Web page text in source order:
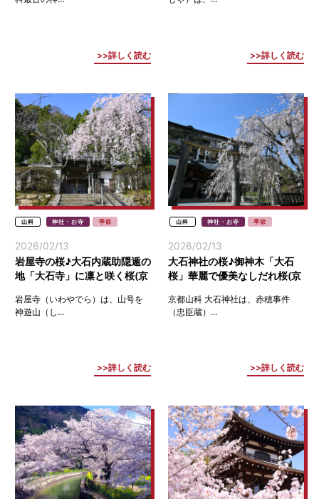
詳しく読む 詳しく読む
山科 神社・お寺 季節
2026/02/13
岩屋寺の桜♪大石内蔵助隠遁の
地「大石寺」に凛と咲く桜(京
岩屋寺（いわやでら）は、山号を
神遊山（し...
詳しく読む
山科 神社・お寺 季節
2026/02/13
大石神社の桜♪御神木「大石
桜」華麗で優美なしだれ桜(京
京都山科 大石神社は、赤穂事件
（忠臣蔵）...
詳しく読む